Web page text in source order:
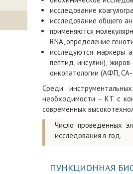
исследование
исследование общего
применяются
RNA, определение
исследуются маркеры
пептид, инсулин),
онкопатологии (АФП, СА-
Среди
необходимости – КТ с
современных
Число проведенных
исследования в год.
ПУНКЦИОННАЯ